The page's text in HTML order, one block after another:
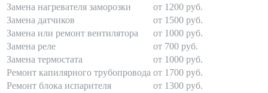
Замена нагревателя заморозки
от 1200 руб.
Замена датчиков
от 1500 руб.
Замена или ремонт вентилятора
от 1000 руб.
Замена реле
от 700 руб.
Замена термостата
от 1000 руб.
Ремонт капилярного трубопровода от 1700 руб.
Ремонт блока испарителя
от 1300 руб.